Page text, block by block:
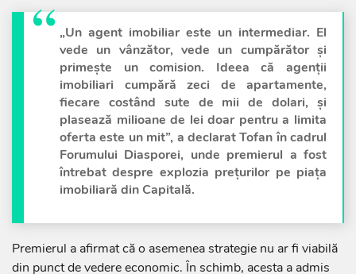
„Un agent imobiliar este un intermediar. El
vede un vânzător, vede un cumpărător și
primește un comision. Ideea că agenții
imobiliari cumpără zeci de apartamente,
fiecare costând sute de mii de dolari, și
plasează milioane de lei doar pentru a limita
oferta este un mit”, a declarat Tofan în cadrul
Forumului Diasporei, unde premierul a fost
întrebat despre explozia prețurilor pe piața
imobiliară din Capitală.
Premierul a afirmat că o asemenea strategie nu ar fi viabilă
din punct de vedere economic. În schimb, acesta a admis